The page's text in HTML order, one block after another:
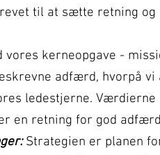
til at sætte retning og
vores kerneopgave -
adfærd, hvorpå
ledestjerne.
en retning for god
Strategien er planen